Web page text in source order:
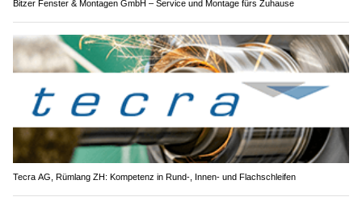
Bitzer Fenster & Montagen GmbH – Service und Montage fürs Zuhause
Tecra AG, Rümlang ZH: Kompetenz in Rund-, Innen- und Flachschleifen